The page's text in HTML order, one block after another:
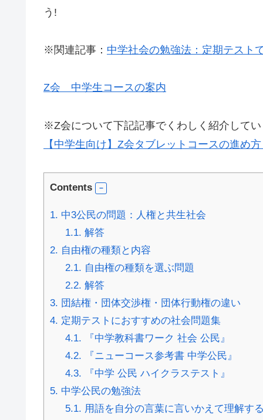
う!
※関連記事： 中学社会の勉強法：定期テスト
Z会 中学生コースの案内
※Z会について下記記事でくわしく紹介して
【中学生向け】Z会タブレットコースの進め
Contents
1. 中3公民の問題：人権と共生社会
1.1. 解答
2. 自由権の種類と内容
2.1. 自由権の種類を選ぶ問題
2.2. 解答
3. 団結権・団体交渉権・団体行動権の違い
4. 定期テストにおすすめの社会問題集
4.1. 『中学教科書ワーク 社会 公民』
4.2. 『ニューコース参考書 中学公民』
4.3. 『中学 公民 ハイクラステスト』
5. 中学公民の勉強法
5.1. 用語を自分の言葉に言いかえて理解す